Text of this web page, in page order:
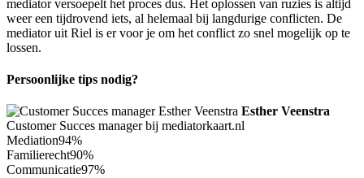
mediator versoepelt het proces dus. Het oplossen van ruzies is altijd
weer een tijdrovend iets, al helemaal bij langdurige conflicten. De
mediator uit Riel is er voor je om het conflict zo snel mogelijk op te
lossen.
Persoonlijke tips nodig?
Esther Veenstra
Customer Succes manager bij mediatorkaart.nl
Mediation94%
Familierecht90%
Communicatie97%